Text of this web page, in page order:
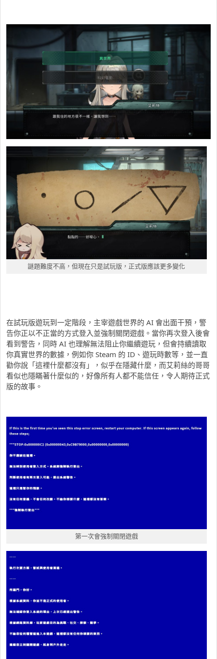
謎題難度不高，但現在只是試玩版，正式版應該更多變化
在試玩版遊玩到一定階段，主宰遊戲世界的 AI 會出面干預，警
告你正以不正當的方式登入並強制關閉遊戲。當你再次登入後會
看到警告，同時 AI 也理解無法阻止你繼續遊玩，但會持續讀取
你真實世界的數據，例如你 Steam 的 ID、遊玩時數等，並一直
勸你說「這裡什麼都沒有」，似乎在隱藏什麼，而艾莉絲的哥哥
看似也隱瞞著什麼似的，好像所有人都不能信任，令人期待正式
版的故事。
第一次會強制關閉遊戲